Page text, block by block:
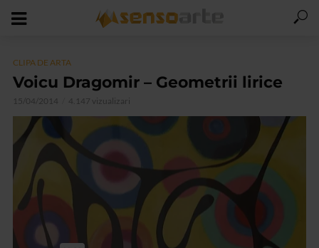
CLIPA DE ARTA
Voicu Dragomir – Geometrii lirice
15/04/2014 4.147 vizualizari